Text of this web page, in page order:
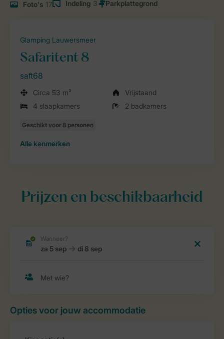
Foto's 17 Indeling 3
Glamping Lauwersmeer
Safaritent 8
saft68
Circa 53 m²
Vrijstaand
4 slaapkamers
2 badkamers
Alle kenmerken
Prijzen en beschikbaarheid
Opties voor jouw accommodatie